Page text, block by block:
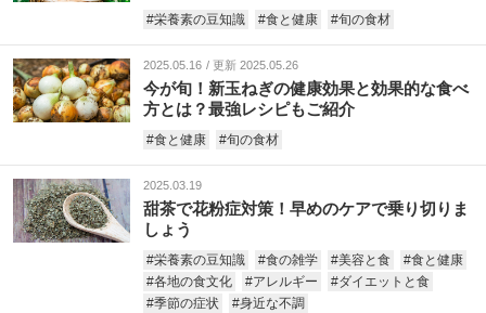
#栄養素の豆知識 #食と健康 #旬の食材
今が旬！新玉ねぎの健康効果と効果的な食べ
方とは？最強レシピもご紹介
2025.05.16 更新 2025.05.26
#食と健康 #旬の食材
甜茶で花粉症対策！早めのケアで乗り切りま
しょう
2025.03.19
#栄養素の豆知識 #食の雑学 #美容と食
#食と健康
#各地の食文化
#アレルギー
#ダイエットと食
#季節の症状
#身近な不調